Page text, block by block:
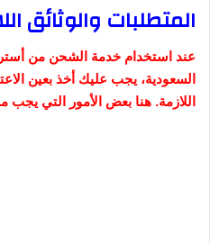
المتطلبات والوثائق
عند استخدام خدمة الشحن من
السعودية، يجب عليك أخذ بعين
اللازمة. هنا بعض الأمور التي يجب